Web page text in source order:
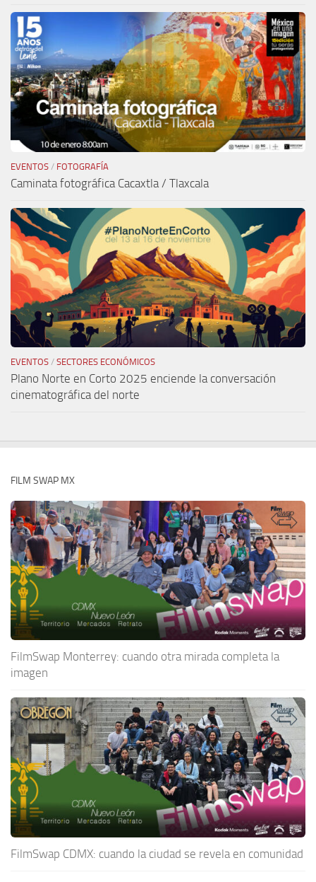
EVENTOS / FOTOGRAFÍA
Caminata fotográfica Cacaxtla / Tlaxcala
EVENTOS / SECTORES ECONÓMICOS
Plano Norte en Corto 2025 enciende la conversación
cinematográfica del norte
FILM SWAP MX
FilmSwap Monterrey: cuando otra mirada completa la
imagen
FilmSwap CDMX: cuando la ciudad se revela en comunidad